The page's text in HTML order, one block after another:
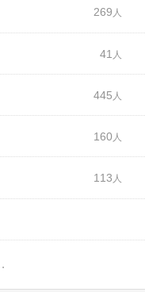
269
41
445
160
113